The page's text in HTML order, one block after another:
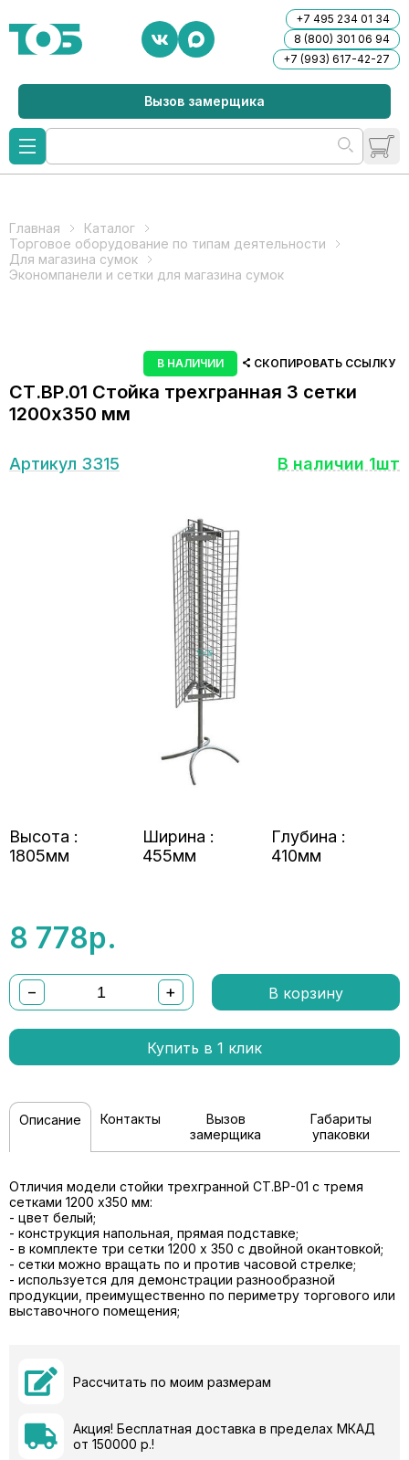
+7 495 234 01 34
8 (800) 301 06 94
+7 (993) 617-42-27
Вызов замерщика
Главная
Каталог
Торговое оборудование по типам деятельности
Для магазина сумок
Экономпанели и сетки для магазина сумок
В НАЛИЧИИ СКОПИРОВАТЬ ССЫЛКУ
СТ.ВР.01 Стойка трехгранная 3 сетки
1200х350 мм
Артикул 3315 В наличии 1шт
Высота :
1805мм
Ширина :
455мм
Глубина :
410мм
8 778р.
− + В корзину
Купить в 1 клик
Описание Контакты
Вызов
замерщика
Габариты
упаковки
Отличия модели стойки трехгранной СТ.ВР-01 с тремя
сетками 1200 x350 мм:
- цвет белый;
- конструкция напольная, прямая подставке;
- в комплекте три сетки 1200 x 350 с двойной окантовкой;
- сетки можно вращать по и против часовой стрелке;
- используется для демонстрации разнообразной
продукции, преимущественно по периметру торгового или
выставочного помещения;
Рассчитать по моим размерам
Акция! Бесплатная доставка в пределах МКАД
от 150000 р.!